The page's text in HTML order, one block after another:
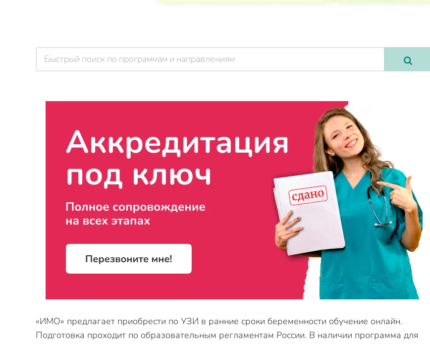
«ИМО» предлагает приобрести по УЗИ в ранние сроки беременности обучение онлайн.
Подготовка проходит по образовательным регламентам России. В наличии программа для